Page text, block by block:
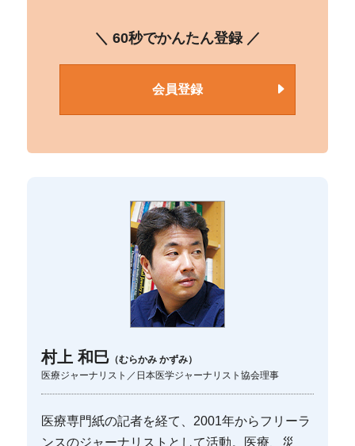
＼ 60秒でかんたん登録 ／
会員登録
村上 和巳 （むらかみ かずみ）
医療ジャーナリスト／日本医学ジャーナリスト協会理事
医療専門紙の記者を経て、2001年からフリーラ
ンスのジャーナリストとして活動。医療、災